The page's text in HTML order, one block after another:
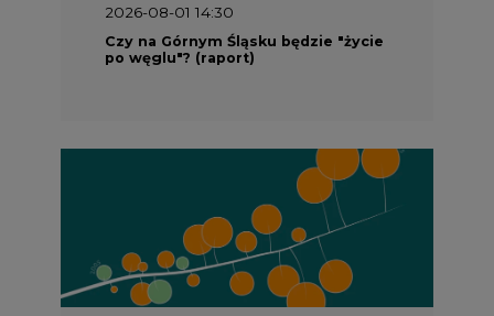
2026-08-01 14:30
Czy na Górnym Śląsku będzie "życie
po węglu"? (raport)